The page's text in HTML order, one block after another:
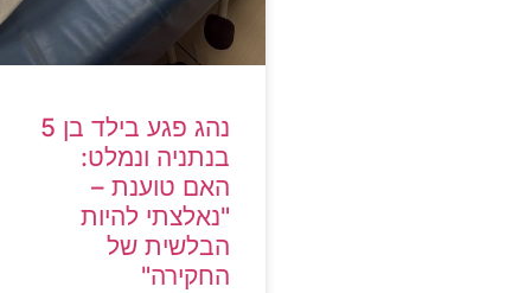
נהג פגע בילד בן 5
בנתניה ונמלט:
האם טוענת –
"נאלצתי להיות
הבלשית של
החקירה"